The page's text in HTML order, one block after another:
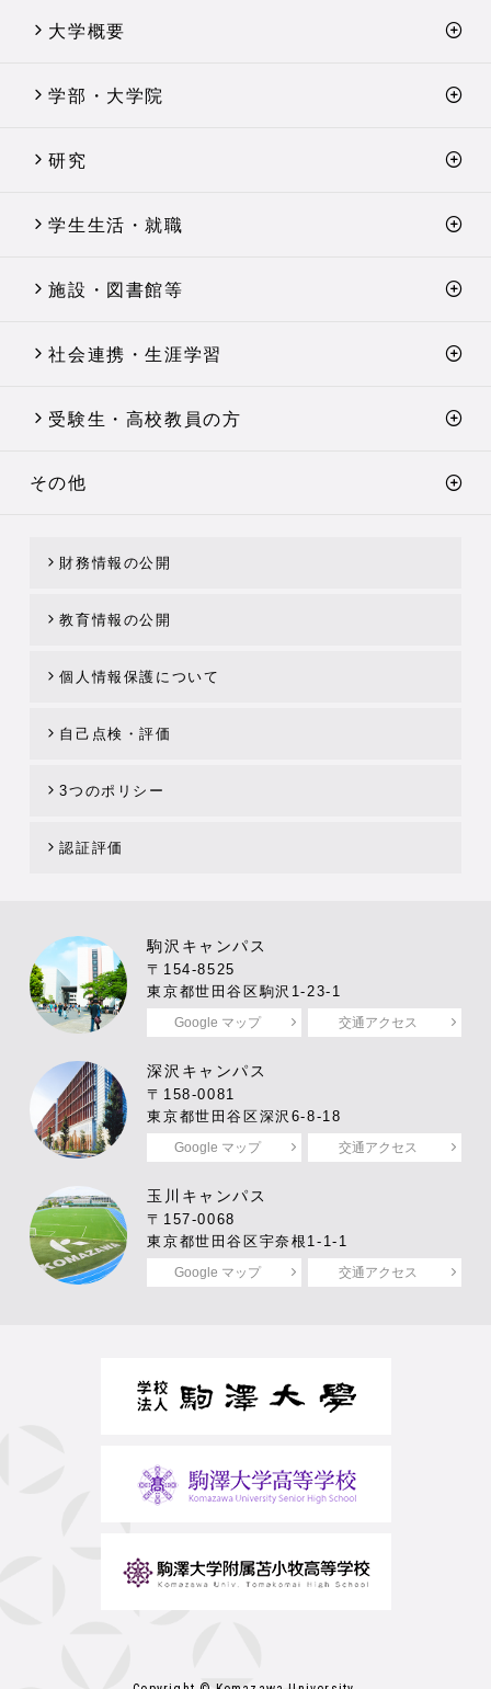
大学概要
学部・大学院
研究
学生生活・就職
施設・図書館等
社会連携・生涯学習
受験生・高校教員の方
その他
財務情報の公開
教育情報の公開
個人情報保護について
自己点検・評価
3つのポリシー
認証評価
駒沢キャンパス
〒154-8525
東京都世田谷区駒沢1-23-1
Google マップ 交通アクセス
深沢キャンパス
〒158-0081
東京都世田谷区深沢6-8-18
Google マップ 交通アクセス
玉川キャンパス
〒157-0068
東京都世田谷区宇奈根1-1-1
Google マップ 交通アクセス